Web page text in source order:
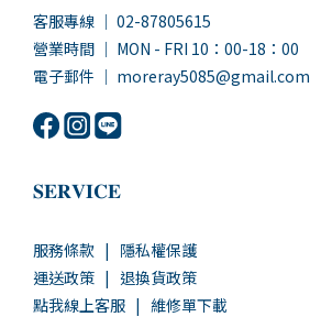
客服專線 ｜ 02-87805615
營業時間 ｜ MON - FRI 10：00-18：00
電子郵件 ｜ moreray5085@gmail.com
𝐒𝐄𝐑𝐕𝐈𝐂𝐄
服務條款 | 隱私權保護
運送政策 | 退換貨政策
點我線上客服 | 維修單下載